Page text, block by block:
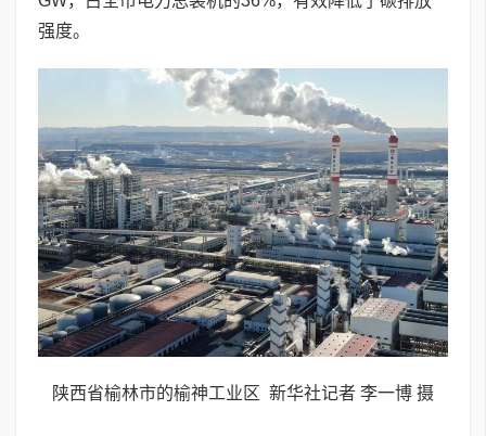
强度。
陕西省榆林市的榆神工业区 新华社记者 李一博 摄